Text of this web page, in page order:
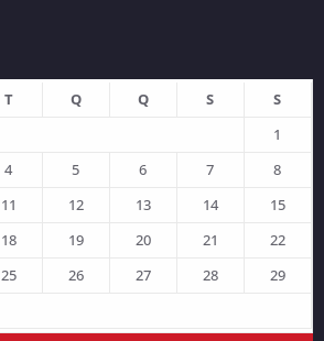
T Q Q S
S
1
4 5 6 7
8
11 12 13 14
15
18 19 20 21
22
25 26 27 28
29